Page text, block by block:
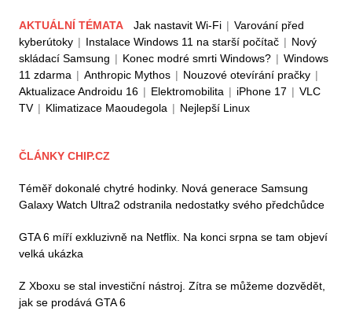
AKTUÁLNÍ TÉMATA Jak nastavit Wi-Fi | Varování před
kyberútoky | Instalace Windows 11 na starší počítač | Nový
skládací Samsung | Konec modré smrti Windows? | Windows
11 zdarma | Anthropic Mythos | Nouzové otevírání pračky |
Aktualizace Androidu 16 | Elektromobilita | iPhone 17 | VLC
TV | Klimatizace Maoudegola | Nejlepší Linux
ČLÁNKY CHIP.CZ
Téměř dokonalé chytré hodinky. Nová generace Samsung
Galaxy Watch Ultra2 odstranila nedostatky svého předchůdce
GTA 6 míří exkluzivně na Netflix. Na konci srpna se tam objeví
velká ukázka
Z Xboxu se stal investiční nástroj. Zítra se můžeme dozvědět,
jak se prodává GTA 6